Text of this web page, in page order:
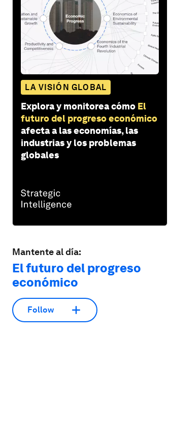
LA VISIÓN GLOBAL
Explora y monitorea cómo El
futuro del progreso económico
afecta a las economías, las
industrias y los problemas
globales
Mantente al día:
El futuro del progreso
económico
Follow